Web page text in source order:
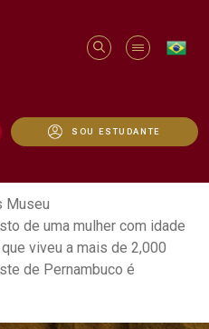
SOU ESTUDANTE
Rosto de uma
Museu
de uma mulher com idade
viveu a mais de 2,000
de Pernambuco é